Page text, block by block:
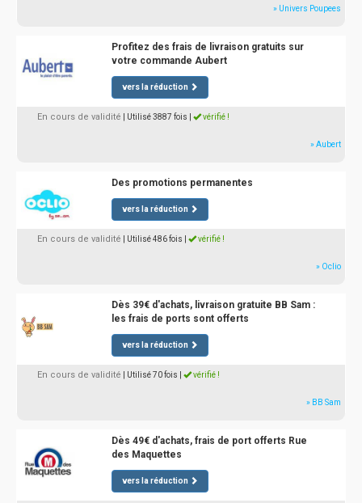
» Univers Poupees
Profitez des frais de livraison gratuits sur
votre commande Aubert
vers la réduction
En cours de validité | Utilisé 3887 fois vérifié !
» Aubert
Des promotions permanentes
vers la réduction
En cours de validité | Utilisé 486 fois vérifié !
» Oclio
Dès 39€ d'achats, livraison gratuite BB Sam :
les frais de ports sont offerts
vers la réduction
En cours de validité | Utilisé 70 fois vérifié !
» BB Sam
Dès 49€ d'achats, frais de port offerts Rue
des Maquettes
vers la réduction